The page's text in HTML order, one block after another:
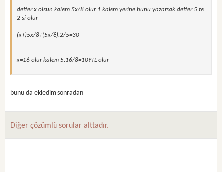
defter x olsun kalem 5x/8 olur 1 kalem yerine bunu yazarsak defter 5 te
2 si olur
(x+)5x/8+(5x/8).2/5=30
x=16 olur kalem 5.16/8=10YTL olur
bunu da ekledim sonradan
Diğer çözümlü sorular alttadır.